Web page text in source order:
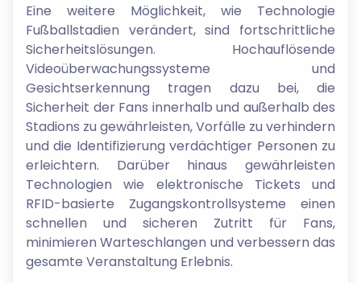
Eine weitere Möglichkeit, wie Technologie
Fußballstadien verändert, sind fortschrittliche
Sicherheitslösungen. Hochauflösende
Videoüberwachungssysteme und
Gesichtserkennung tragen dazu bei, die
Sicherheit der Fans innerhalb und außerhalb des
Stadions zu gewährleisten, Vorfälle zu verhindern
und die Identifizierung verdächtiger Personen zu
erleichtern. Darüber hinaus gewährleisten
Technologien wie elektronische Tickets und
RFID-basierte Zugangskontrollsysteme einen
schnellen und sicheren Zutritt für Fans,
minimieren Warteschlangen und verbessern das
gesamte Veranstaltung Erlebnis.